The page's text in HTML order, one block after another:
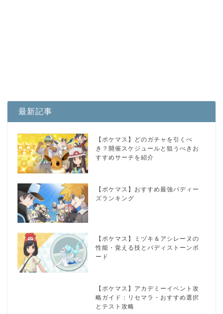
最新記事
【ポケマス】どのガチャを引くべ
き？開催スケジュールと狙うべきお
すすめサーチを紹介
【ポケマス】おすすめ最強バディー
ズランキング
【ポケマス】ミヅキ＆アシレーヌの
性能・覚える技とバディストーンボ
ード
【ポケマス】アカデミーイベント攻
略ガイド：リセマラ・おすすめ選択
とテスト攻略